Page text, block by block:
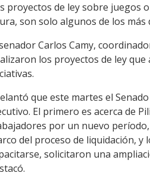
proyectos de ley sobre juegos
son solo algunos de los más
Carlos Camy,
los proyectos de ley
que este martes el
El primero es acerca de
por un nuevo período,
del proceso de liquidación,
solicitaron una